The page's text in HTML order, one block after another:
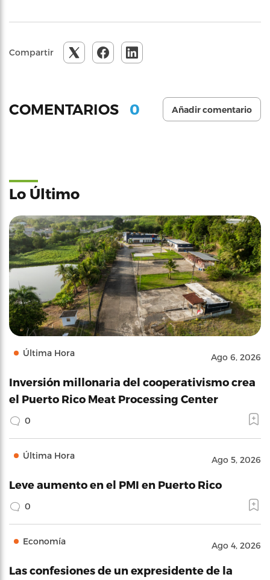
Compartir
COMENTARIOS 0 Añadir comentario
Lo Último
Última Hora Ago 6, 2026
Inversión millonaria del cooperativismo crea
el Puerto Rico Meat Processing Center
0
Última Hora Ago 5, 2026
Leve aumento en el PMI en Puerto Rico
0
Economía Ago 4, 2026
Las confesiones de un expresidente de la